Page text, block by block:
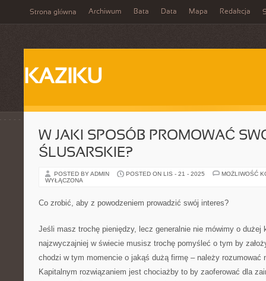
Strona główna Archiwum Bata Data Mapa Redakcja
KAZIKU
W JAKI SPOSÓB PROMOWAĆ
ŚLUSARSKIE?
POSTED BY ADMIN POSTED ON LIS - 21 - 2025
MOŻLIWOŚĆ
WYŁĄCZONA
Co zrobić, aby z powodzeniem prowadzić swój interes?
Jeśli masz trochę pieniędzy, lecz generalnie nie mówimy o dużej
najzwyczajniej w świecie musisz trochę pomyśleć o tym by
chodzi w tym momencie o jakąś dużą firmę – należy rozumować
Kapitalnym rozwiązaniem jest chociażby to by zaoferować dla